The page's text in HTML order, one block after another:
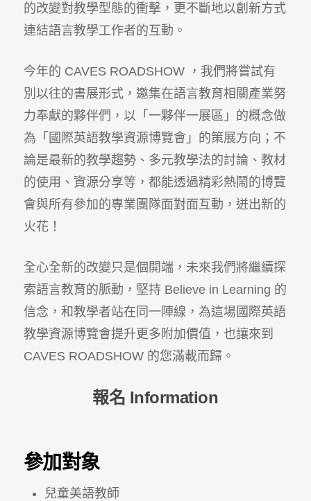
的改變對教學型態的衝擊，更不斷地以創新方式
連結語言教學工作者的互動。
今年的 CAVES ROADSHOW ，我們將嘗試有
別以往的書展形式，邀集在語言教育相關產業努
力奉獻的夥伴們，以「一夥伴一展區」的概念做
為「國際英語教學資源博覽會」的策展方向；不
論是最新的教學趨勢、多元教學法的討論、教材
的使用、資源分享等，都能透過精彩熱鬧的博覽
會與所有參加的專業團隊面對面互動，迸出新的
火花！
全心全新的改變只是個開端，未來我們將繼續探
索語言教育的脈動，堅持 Believe in Learning 的
信念，和教學者站在同一陣線，為這場國際英語
教學資源博覽會提升更多附加價值，也讓來到
CAVES ROADSHOW 的您滿載而歸。
報名 Information
參加對象
兒童美語教師